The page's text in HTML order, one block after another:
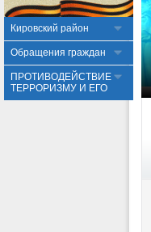
Кировский район
Обращения граждан
ПРОТИВОДЕЙСТВИЕ
ТЕРРОРИЗМУ И ЕГО